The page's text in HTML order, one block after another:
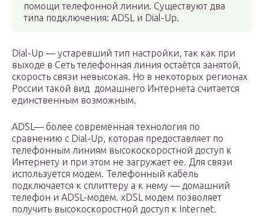
помощи телефонной линии. Существуют два
типа подключения: ADSL и Dial-Up.
Dial-Up — устаревший тип настройки, так как при
выходе в Сеть телефонная линия остаётся занятой,
скорость связи невысокая. Но в некоторых регионах
России такой вид домашнего Интернета считается
единственным возможным.
АDSL— более современная технология по
сравнению с Dial-Up, которая предоставляет по
телефонным линиям высокоскоростной доступ к
Интернету и при этом не загружает ее. Для связи
используется модем. Телефонный кабель
подключается к сплиттеру а к нему — домашний
телефон и ADSL-модем. хDSL модем позволяет
получить высокоскоростной доступ к Internet.